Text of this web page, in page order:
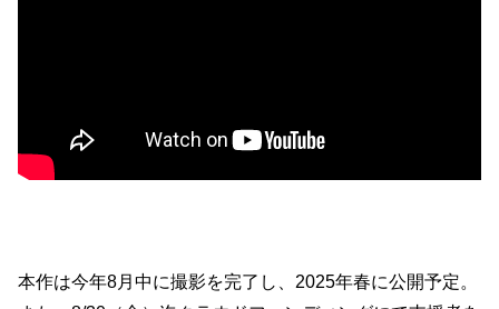
本作は今年8月中に撮影を完了し、2025年春に公開予定。